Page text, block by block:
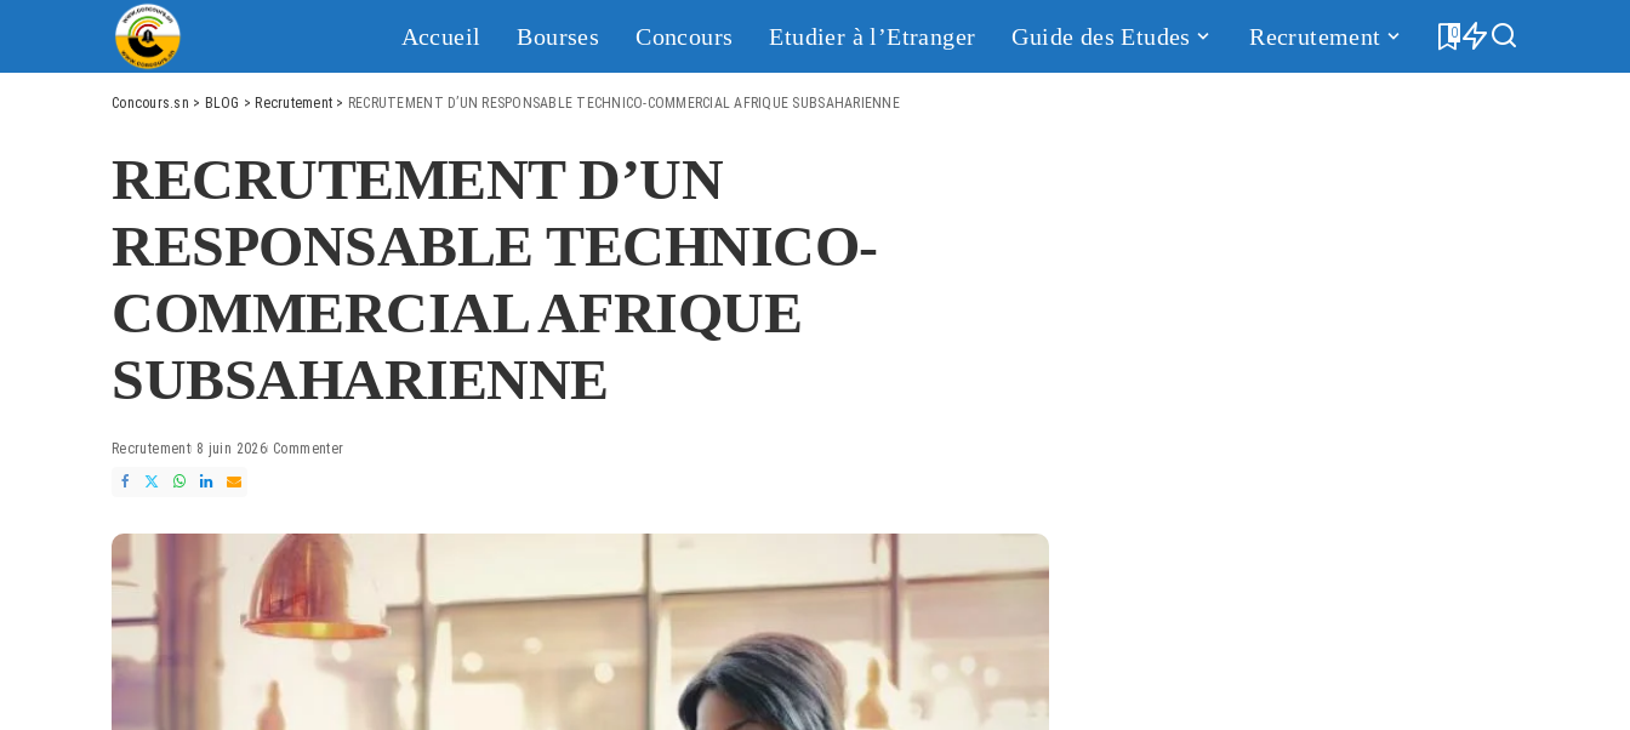
Accueil Bourses Concours Etudier à l’Etranger Guide des Etudes Recrutement 0
Concours.sn > BLOG > Recrutement > RECRUTEMENT D’UN RESPONSABLE TECHNICO-COMMERCIAL AFRIQUE SUBSAHARIENNE
RECRUTEMENT D’UN
RESPONSABLE TECHNICO-
COMMERCIAL AFRIQUE
SUBSAHARIENNE
Recrutement 8 juin 2026 Commenter